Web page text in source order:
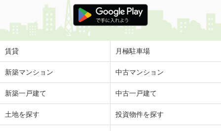
賃貸 月極駐車場
新築マンション 中古マンション
新築一戸建て 中古一戸建て
土地を探す 投資物件を探す